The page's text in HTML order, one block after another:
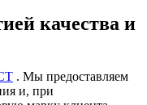
качества и
. Мы предоставляем
и, при